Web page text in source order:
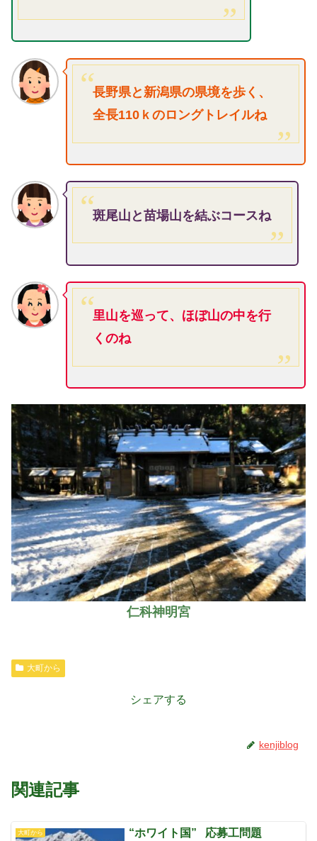
長野県と新潟県の県境を歩く、
全長110ｋのロングトレイルね
斑尾山と苗場山を結ぶコースね
里山を巡って、ほぼ山の中を行
くのね
仁科神明宮
大町から
シェアする
kenjiblog
関連記事
大町から “ホワイト国” 応募工問題